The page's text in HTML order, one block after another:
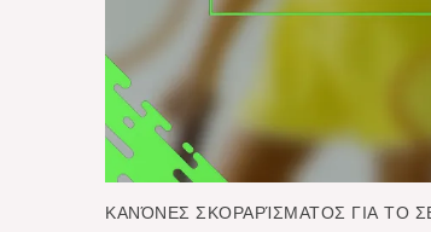
ΚΑΝΌΝΕΣ ΣΚΟΡΑΡΊΣΜΑΤΟΣ ΓΙΑ ΤΟ